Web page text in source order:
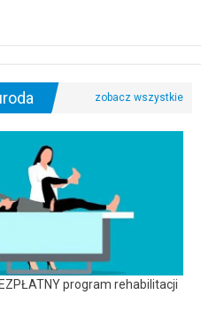
program rehabilitacji